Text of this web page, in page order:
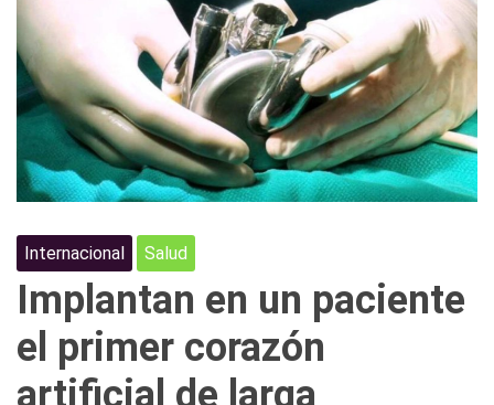
Internacional Salud
Implantan en un paciente
el primer corazón
artificial de larga